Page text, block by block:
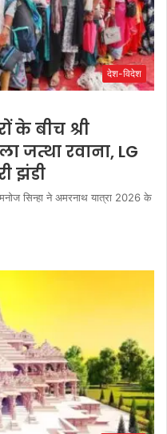
देश-विदेश
के बीच श्री
जत्था रवाना, LG
झंडी
सिन्हा ने अमरनाथ यात्रा 2026 के